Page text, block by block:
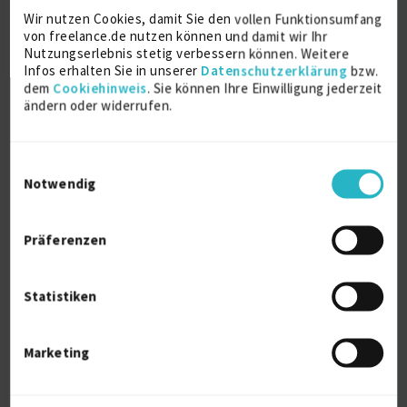
Wir nutzen Cookies, damit Sie den vollen Funktionsumfang
von freelance.de nutzen können und damit wir Ihr
Nutzungserlebnis stetig verbessern können. Weitere
Infos erhalten Sie in unserer Datenschutzerklärung bzw.
dem Cookiehinweis. Sie können Ihre Einwilligung jederzeit
ändern oder widerrufen.
Notwendig
Präferenzen
Statistiken
Marketing
verbessern. Dies erfolgt indem ich Prozesse wie
Systementwicklung & Softwareentwicklung
vermittle und wenn sinnvoll mit KI Einsatz ergänze.
Durch gezielte Trainings und Mentoring fördere ich
Effizienz & Qualität in interdisziplinären Projekten.
autonomer Fahrzeuge.
Elektromobilität, autonomen Fahren und darüber
hinaus ein. Als verlässlicher Partner biete ich
branchenübergreifend, um Ihre Ziele effizient &
innovativ zu verwirklichen.
Weitere Kenntnisse